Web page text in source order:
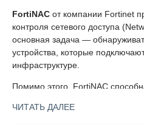
FortiNAC от компании Fortinet
контроля сетевого доступа
основная задача —
устройства, которые
инфраструктуре.
Помимо этого, FortiNAC
контролируемых объектов.
ЧИТАТЬ ДАЛЕЕ